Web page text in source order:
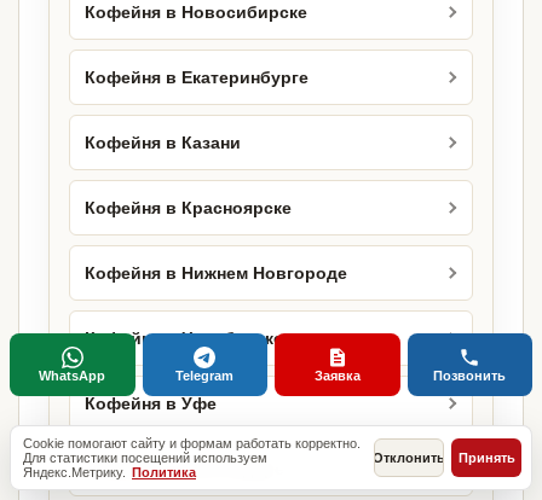
Кофейня в Новосибирске
Кофейня в Екатеринбурге
Кофейня в Казани
Кофейня в Красноярске
Кофейня в Нижнем Новгороде
Кофейня в Челябинске
Кофейня в Уфе
Кофейня в Краснодаре
Cookie помогают сайту и формам работать корректно.
Для статистики посещений используем
Яндекс.Метрику. Политика
Отклонить Принять
WhatsApp Telegram Заявка Позвонить